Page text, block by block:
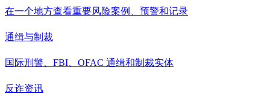
在一个地方查看重要风险案例、预警和记录
通缉与制裁
国际刑警、FBI、OFAC 通缉和制裁实体
反诈资讯